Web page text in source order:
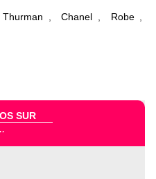
,Chanel , Robe,
SUR